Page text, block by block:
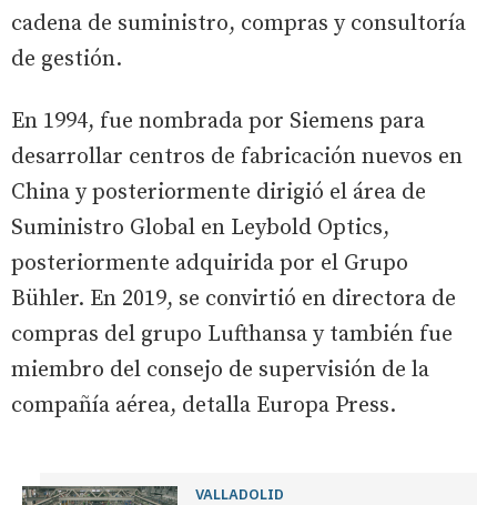
cadena de suministro, compras y consultoría
de gestión.
En 1994, fue nombrada por Siemens para
desarrollar centros de fabricación nuevos en
China y posteriormente dirigió el área de
Suministro Global en Leybold Optics,
posteriormente adquirida por el Grupo
Bühler. En 2019, se convirtió en directora de
compras del grupo Lufthansa y también fue
miembro del consejo de supervisión de la
compañía aérea, detalla Europa Press.
VALLADOLID